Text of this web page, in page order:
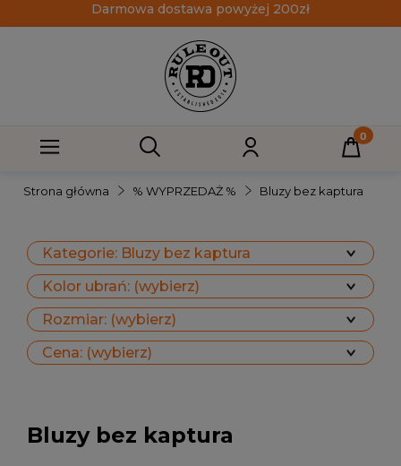
Darmowa dostawa powyżej 200zł
Strona główna % WYPRZEDAŻ % Bluzy bez kaptura
Kategorie: Bluzy bez kaptura
Kolor ubrań: (wybierz)
Rozmiar: (wybierz)
Cena: (wybierz)
Bluzy bez kaptura